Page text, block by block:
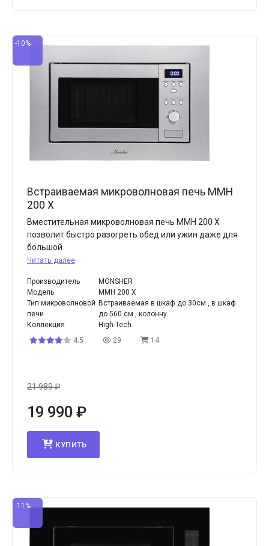
-10%
Встраиваемая микроволновая печь MMH
200 X
Вместительная микроволновая печь MMH 200 X
позволит быстро разогреть обед или ужин даже для
большой
Читать далее
Производитель
MONSHER
Модель
MMH 200 X
Тип микроволновой
печи
Встраиваемая в шкаф до 30см , в шкаф
до 560 см , колонну
Коллекция
High-Tech
4.5
29 14
21 989₽
19 990 ₽
КУПИТЬ
-11%